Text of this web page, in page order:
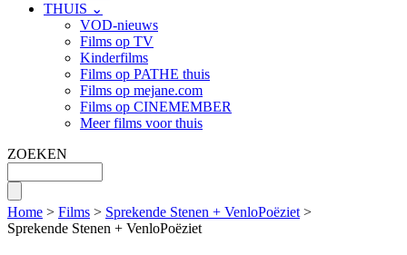
THUIS ⌄
VOD-nieuws
Films op TV
Kinderfilms
Films op PATHE thuis
Films op mejane.com
Films op CINEMEMBER
Meer films voor thuis
ZOEKEN
Home > Films > Sprekende Stenen + VenloPoëziet >
Sprekende Stenen + VenloPoëziet